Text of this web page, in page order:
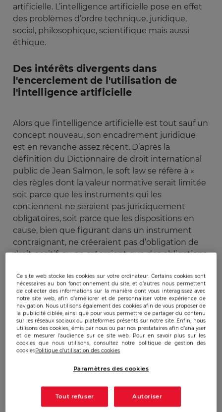
artificielle. L’intelligence artificielle pose en effet
des problèmes d’ordre technique, juridique,
social, philosophique, scientifique mais aussi
éthique.
Des intérêts divergents dans
l'encerclement de l'utilisation de
l'intelligence artificielle
Alors que l’intelligence artificielle est tout sauf un
concept nouveau, son encadrement juridique
est en revanche assez récent. D’après la
définition du Dictionnaire de droit international
public de Jean Salmon, le soft law se réfère à «
des règles dont la valeur normative serait limitée
soit parce que les instruments qui les
contiennent ne seraient pas juridiquement
obligatoires, soit parce que les dispositions en
cause, bien que figurant dans un instrument
contraignant, ne créeraient pas d’obligation de
droit positif, ou ne créeraient que des obligations
Soft law et finalité normative
Au niveau international, laDéclaration de
Montréal pour le développement responsable
de l’Intelligence Artificiellea été signée en 2018
chercheurs en intelligence artificielle et environ
pose dix principes d’application de l’intelligence
artificielle avec, entre autres, le principe de bien-
Ce site web stocke les cookies sur votre ordinateur. Certains cookies sont
nécessaires au bon fonctionnement du site, et d’autres nous permettent
de collecter des informations sur la manière dont vous interagissez avec
notre site web, afin d’améliorer et de personnaliser votre expérience de
navigation. Nous utilisons également des cookies afin de vous proposer de
la publicité ciblée, ainsi que pour vous permettre de partager du contenu
sur les réseaux sociaux ou plateformes présents sur notre site. Enfin, nous
utilisons des cookies, émis par nous ou par nos prestataires afin d’analyser
et de mesurer l’audience sur ce site web. Pour en savoir plus sur les
cookies que nous utilisons, consultez notre politique de gestion des
cookiesPolitique d'utilisation des cookies
Paramètres des cookies
Tout refuser Autoriser